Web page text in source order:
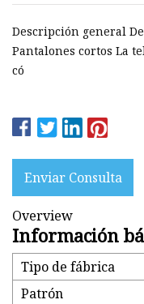
Descripción general
Pantalones cortos La
có
Enviar Consulta
Overview
Información
Tipo de fábrica
Patrón